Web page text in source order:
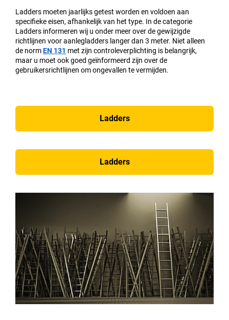
Ladders moeten jaarlijks getest worden en voldoen aan
specifieke eisen, afhankelijk van het type. In de categorie
Ladders informeren wij u onder meer over de gewijzigde
richtlijnen voor aanlegladders langer dan 3 meter. Niet alleen
de normEN 131 met zijn controleverplichting is belangrijk,
maar u moet ook goed geïnformeerd zijn over de
gebruikersrichtlijnen om ongevallen te vermijden.
Ladders
Ladders